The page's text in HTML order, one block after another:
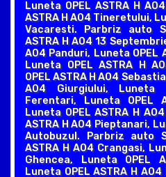
Luneta OPEL ASTRA H
ASTRA H A04 Tineretului,
Vacaresti. Parbriz auto
ASTRA H A04 13
A04 Panduri, Luneta OPEL
Luneta OPEL ASTRA H
OPEL ASTRA H A04
A04 Giurgiului, Luneta
Ferentari, Luneta OPEL
Luneta OPEL ASTRA H
ASTRA H A04 Pieptanari,
Autobuzul. Parbriz auto
ASTRA H A04 Crangasi,
Ghencea, Luneta OPEL
Luneta OPEL ASTRA H